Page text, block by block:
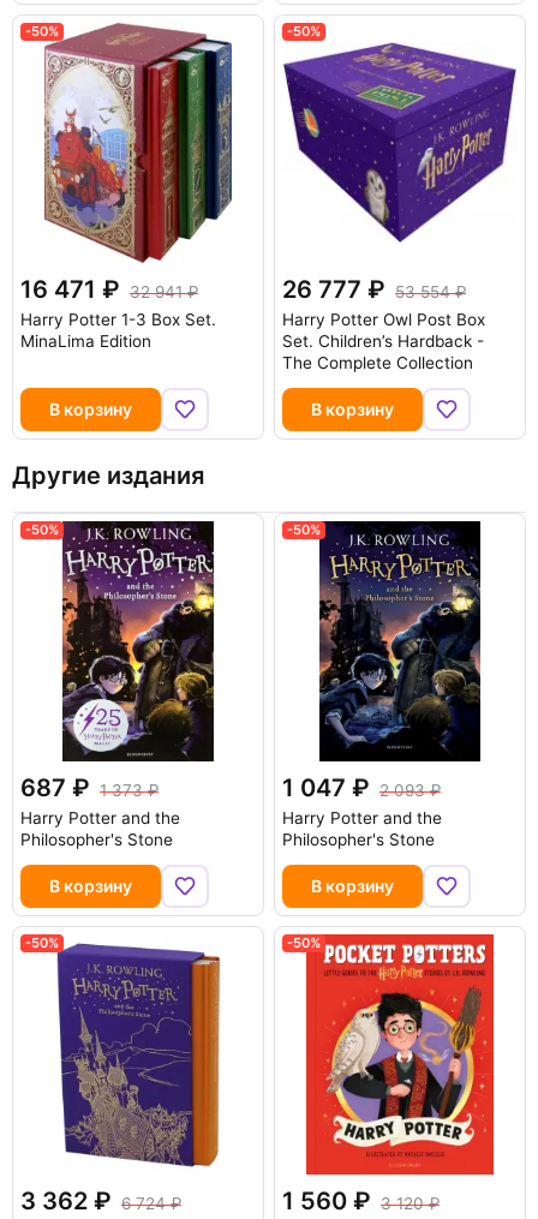
-50%
16 471
32 941
Harry Potter 1-3 Box Set.
MinaLima Edition
В корзину
-50%
26 777
53 554
Harry Potter Owl Post Box
Set. Children’s Hardback -
The Complete Collection
В корзину
Другие издания
-50%
687
1 373
Harry Potter and the
Philosopher's Stone
В корзину
-50%
1 047
2 093
Harry Potter and the
Philosopher's Stone
В корзину
-50%
3 362
6 724
-50%
1 560
3 120